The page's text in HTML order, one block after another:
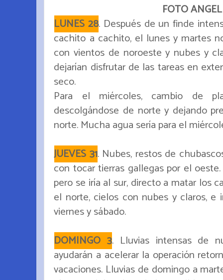
FOTO
LUNES 28. Después de un finde
cachito a cachito, el lunes y martes
con vientos de noroeste y nubes y
dejarían disfrutar de las tareas en
seco.
Para el miércoles, cambio de
descolgándose de norte y dejando
norte. Mucha agua sería para el
JUEVES 31. Nubes, restos de
con tocar tierras gallegas por el
pero se iría al sur, directo a matar los
el norte, cielos con nubes y claros, e
viernes y sábado.
DOMINGO 3. Lluvias intensas de
ayudarán a acelerar la operación
vacaciones. Lluvias de domingo a